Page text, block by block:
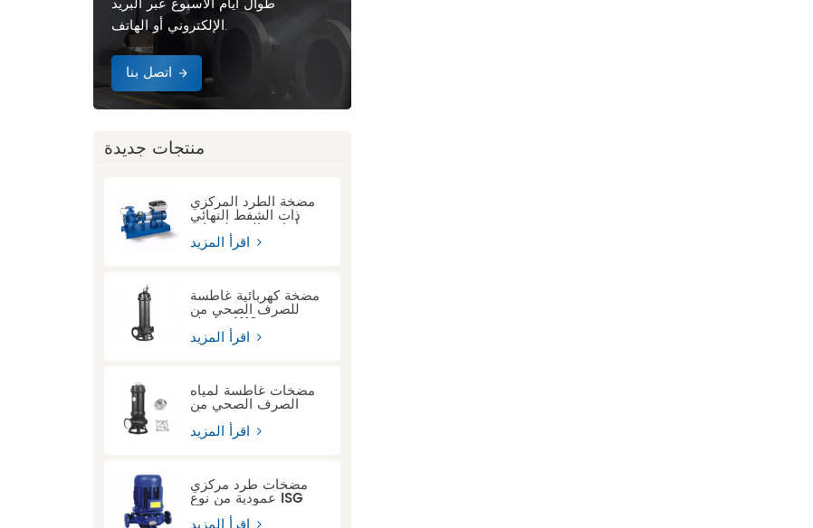
الإلكتروني أو الهاتف.
اتصل بنا
منتجات جديدة
مضخة الطرد المركزي
ذات الشفط النهائي
أحادي المرحلة ذات
الوصلة الممتدة KSB
ETN
مضخة كهربائية غاطسة
للصرف الصحي من
سلسلة WQ
مضخات غاطسة لمياه
الصرف الصحي من
سلسلة ASWQ مزودة
بجهاز قطع
مضخات طرد مركزي
عمودية من نوع ISG